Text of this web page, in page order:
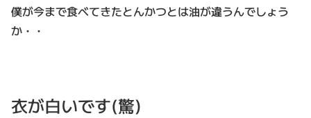
僕が今まで食べてきたとんかつとは油が違うんでしょう
か・・
衣が白いです(驚)